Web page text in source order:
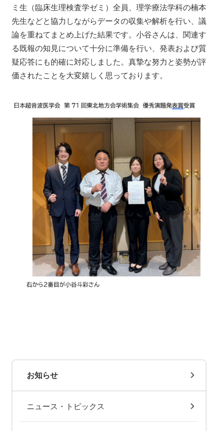
入学希望の方へ 在学生の方へ
卒業生の方へ 教職員の方へ
教職員募集（採用情報） 取材・撮影申し込み
ミ生（臨床生理検査学ゼミ）全員、理学療法学科の楠本
先生などと協力しながらデータの収集や解析を行い、議
論を重ねてまとめ上げた結果です。小谷さんは、関連す
る既報の知見について十分に準備を行い、発表および質
疑応答にも的確に対応しました。真摯な努力と姿勢が評
価されたことを大変嬉しく思っております。
お知らせ
ニュース・トピックス